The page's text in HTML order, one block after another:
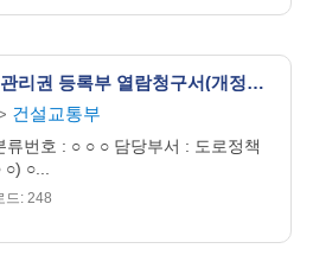
유료도로 관리권 등록부 열람청구서(개정99.3.25)
건설교통부
류번호 : ○ ○ ○ 담당부서 : 도로정책
○...
드: 248